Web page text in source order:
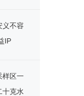
义不容
IP
样区一
十克水